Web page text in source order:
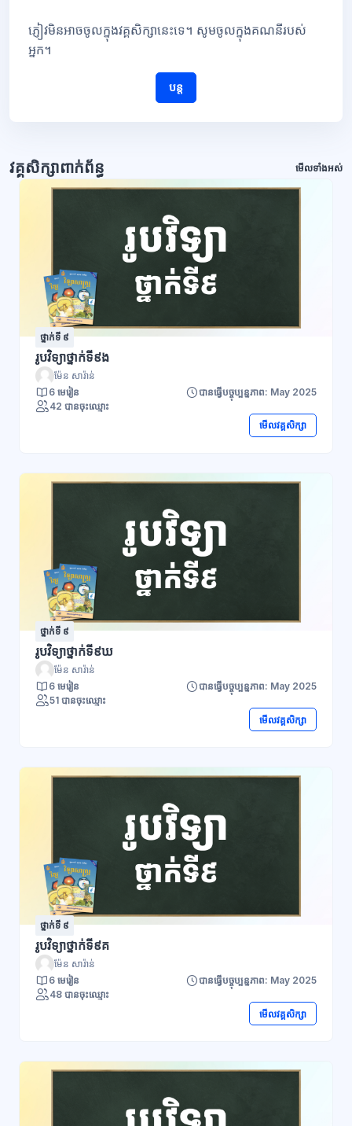
ភ្ញៀវមិនអាចចូលក្នុងវគ្គសិក្សានេះទេ។ សូមចូលក្នុងគណនីរបស់
អ្នក។
បន្ត
វគ្គសិក្សាពាក់ព័ន្ធ មើលទាំងអស់
ថ្នាក់ទី ៩
រូបវិទ្យាថ្នាក់ទី៩ង
ម៉ែន សារ៉ាន់
6 មេរៀន
បានធ្វើបច្ចុប្បន្នភាព: May 2025
42 បានចុះឈ្មោះ
មើលវគ្គសិក្សា
ថ្នាក់ទី ៩
រូបវិទ្យាថ្នាក់ទី៩ឃ
ម៉ែន សារ៉ាន់
6 មេរៀន
បានធ្វើបច្ចុប្បន្នភាព: May 2025
51 បានចុះឈ្មោះ
មើលវគ្គសិក្សា
ថ្នាក់ទី ៩
រូបវិទ្យាថ្នាក់ទី៩គ
ម៉ែន សារ៉ាន់
6 មេរៀន
បានធ្វើបច្ចុប្បន្នភាព: May 2025
48 បានចុះឈ្មោះ
មើលវគ្គសិក្សា